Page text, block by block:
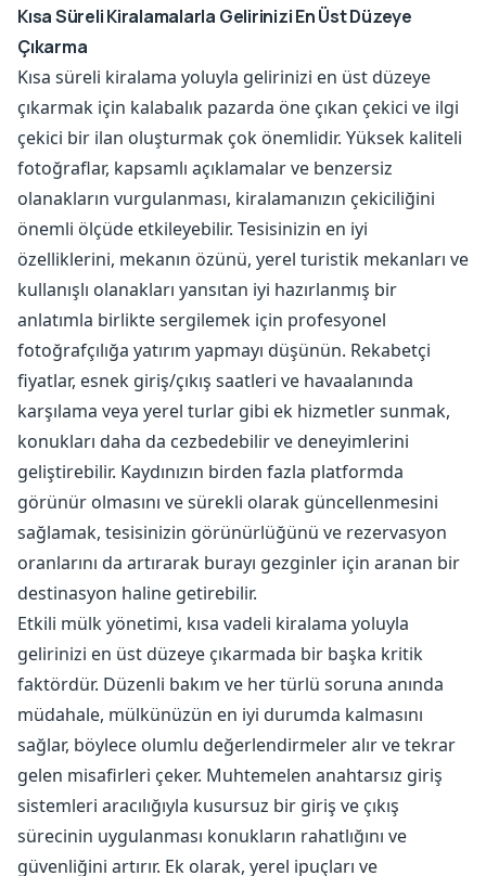
Kısa Süreli Kiralamalarla Gelirinizi En Üst Düzeye
Çıkarma
Kısa süreli kiralama yoluyla gelirinizi en üst düzeye
çıkarmak için kalabalık pazarda öne çıkan çekici ve ilgi
çekici bir ilan oluşturmak çok önemlidir. Yüksek kaliteli
fotoğraflar, kapsamlı açıklamalar ve benzersiz
olanakların vurgulanması, kiralamanızın çekiciliğini
önemli ölçüde etkileyebilir. Tesisinizin en iyi
özelliklerini, mekanın özünü, yerel turistik mekanları ve
kullanışlı olanakları yansıtan iyi hazırlanmış bir
anlatımla birlikte sergilemek için profesyonel
fotoğrafçılığa yatırım yapmayı düşünün. Rekabetçi
fiyatlar, esnek giriş/çıkış saatleri ve havaalanında
karşılama veya yerel turlar gibi ek hizmetler sunmak,
konukları daha da cezbedebilir ve deneyimlerini
geliştirebilir. Kaydınızın birden fazla platformda
görünür olmasını ve sürekli olarak güncellenmesini
sağlamak, tesisinizin görünürlüğünü ve rezervasyon
oranlarını da artırarak burayı gezginler için aranan bir
destinasyon haline getirebilir.
Etkili mülk yönetimi, kısa vadeli kiralama yoluyla
gelirinizi en üst düzeye çıkarmada bir başka kritik
faktördür. Düzenli bakım ve her türlü soruna anında
müdahale, mülkünüzün en iyi durumda kalmasını
sağlar, böylece olumlu değerlendirmeler alır ve tekrar
gelen misafirleri çeker. Muhtemelen anahtarsız giriş
sistemleri aracılığıyla kusursuz bir giriş ve çıkış
sürecinin uygulanması konukların rahatlığını ve
güvenliğini artırır. Ek olarak, yerel ipuçları ve